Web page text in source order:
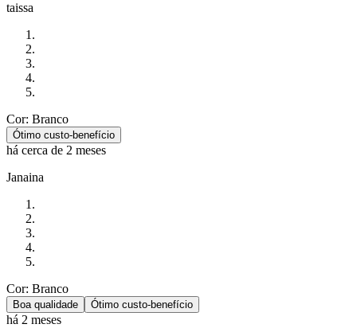
taissa
Cor: Branco
Ótimo custo-benefício
há cerca de 2 meses
Janaina
Cor: Branco
Boa qualidade Ótimo custo-benefício
há 2 meses